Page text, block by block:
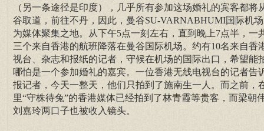
（另一条途径是印度），几乎所有参加这场婚礼的宾客都将
谷取道，前往不丹，因此，曼谷SU-VARNABHUMI国际机
为媒体聚集之地。从下午5点一刻左右，直到晚上7点半，一
三个来自香港的航班降落在曼谷国际机场。约有10名来自香
视台、杂志和报纸的记者，守候在机场的国际出口，希望能
哪怕是一个参加婚礼的嘉宾。一位香港无线电视台的记者告
报记者，今天一整天，他们只拍到了施南生一人。而之前，
里“守株待兔”的香港媒体已经拍到了林青霞等贵客，而梁朝
刘嘉玲两口子也被收入镜头。